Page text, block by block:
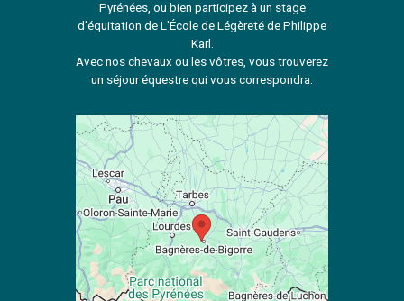
Pyrénées, ou bien participez à un stage
d'équitation de L'École de Légèreté de Philippe
Karl.
Avec nos chevaux ou les vôtres, vous trouverez
un séjour équestre qui vous correspondra.